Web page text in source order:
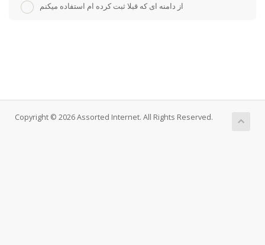
از دامنه ای که قبلا ثبت کرده ام استفاده میکنم
Copyright © 2026 Assorted Internet. All Rights Reserved.